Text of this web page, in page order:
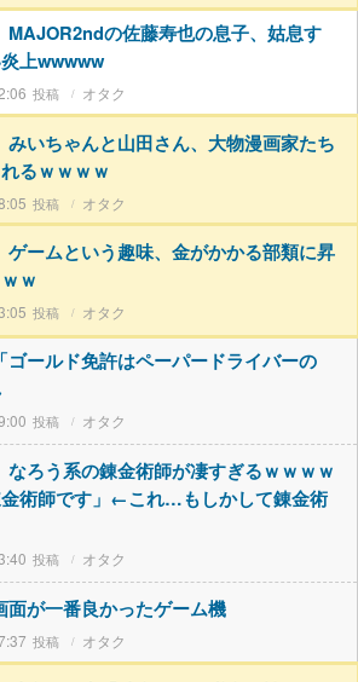
MAJOR2ndの佐藤寿也の息子、姑息す
上wwwww
オタク
みいちゃんと山田さん、大物漫画家たち
るｗｗｗｗ
オタク
ゲームという趣味、金がかかる部類に昇
ｗ
オタク
ゴールド免許はペーパードライバーの
オタク
なろう系の錬金術師が凄すぎるｗｗｗｗ
金術師です」←これ…もしかして錬金術
オタク
面が一番良かったゲーム機
オタク